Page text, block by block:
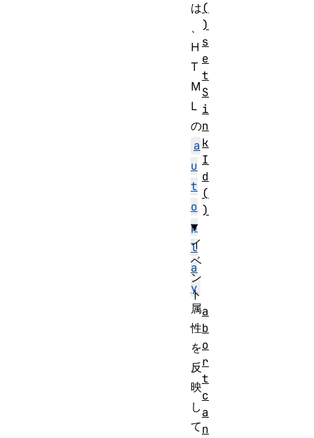
は
、
H
T
M
L
の
a
u
t
o
p
l
a
y
属
性
を
反
映
し
て
(
)
s
e
t
S
i
n
k
I
d
(
)
イ
ベ
ン
ト
a
b
o
r
t
c
a
n